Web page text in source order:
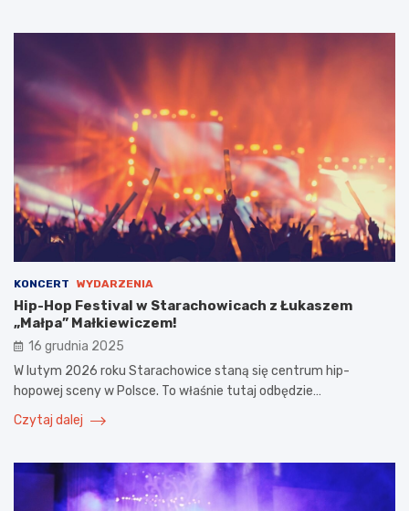
KONCERT WYDARZENIA
Hip-Hop Festival w Starachowicach z Łukaszem
„Małpa” Małkiewiczem!
16 grudnia 2025
W lutym 2026 roku Starachowice staną się centrum hip-
hopowej sceny w Polsce. To właśnie tutaj odbędzie…
Czytaj dalej